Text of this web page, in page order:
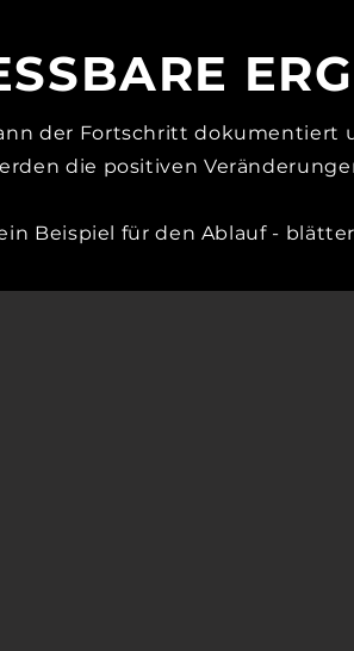
der Fortschritt dokumentiert
die positiven
Beispiel für den Ablauf -